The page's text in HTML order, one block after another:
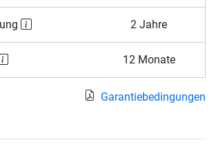
2 Jahre
12 Monate
Garantiebedingungen